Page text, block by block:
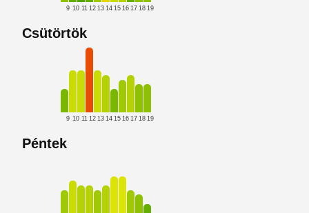
9 10 11 12 13 14 15 16 17 18 19
Csütörtök
9 10 11 12 13 14 15 16 17 18 19
Péntek